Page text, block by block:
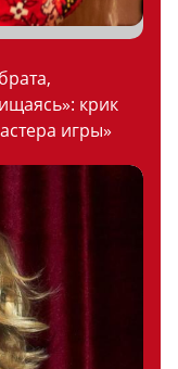
крик
игры»